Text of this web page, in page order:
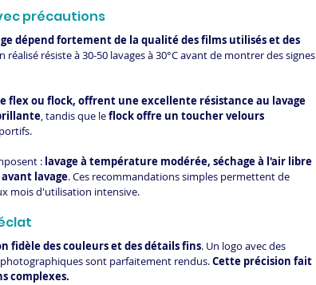
précautions
dépend fortement de la qualité des films utilisés et des
résiste à 30-50 lavages à 30°C avant de montrer des signes
flex ou flock, offrent une excellente résistance au lavage
, tandis que le flock offre un toucher velours
: lavage à température modérée, séchage à l'air libre
lavage. Ces recommandations simples permettent de
mois d'utilisation intensive.
fidèle des couleurs et des détails fins. Un logo avec des
sont parfaitement rendus. Cette précision fait
complexes.